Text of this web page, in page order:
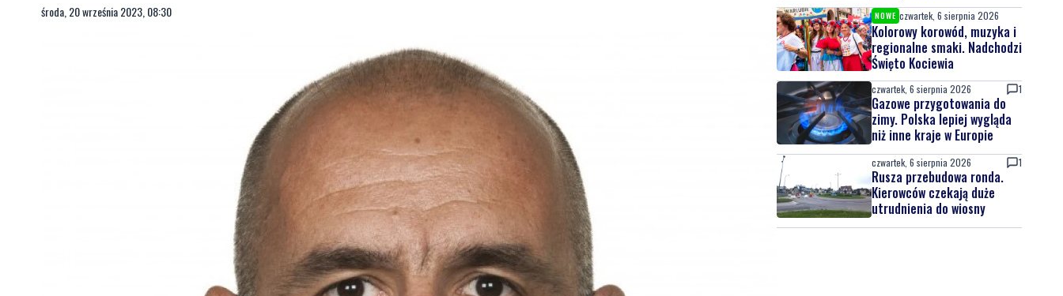
środa, 20 września 2023, 08:30 NOWE czwartek, 6 sierpnia 2026
Kolorowy korowód, muzyka i
regionalne smaki. Nadchodzi
Święto Kociewia
czwartek, 6 sierpnia 2026 1
Gazowe przygotowania do
zimy. Polska lepiej wygląda
niż inne kraje w Europie
czwartek, 6 sierpnia 2026 1
Rusza przebudowa ronda.
Kierowców czekają duże
utrudnienia do wiosny